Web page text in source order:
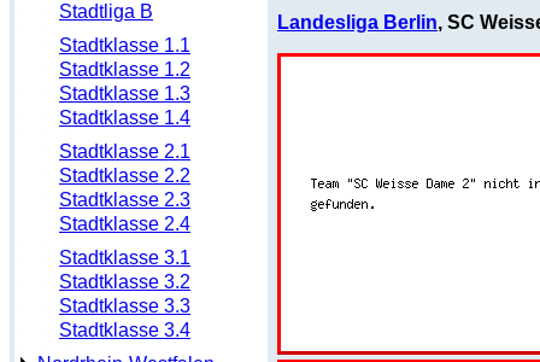
Stadtliga B
Stadtklasse 1.1
Stadtklasse 1.2
Stadtklasse 1.3
Stadtklasse 1.4
Stadtklasse 2.1
Stadtklasse 2.2
Stadtklasse 2.3
Stadtklasse 2.4
Stadtklasse 3.1
Stadtklasse 3.2
Stadtklasse 3.3
Stadtklasse 3.4
Landesliga Berlin, SC